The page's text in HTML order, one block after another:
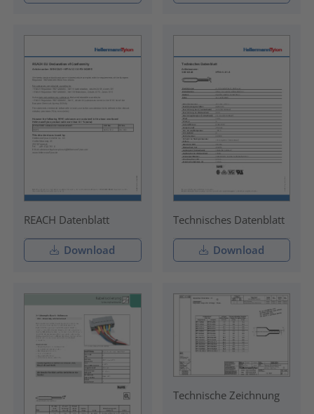
REACH Datenblatt
Download
Technisches Datenblatt
Download
Technische Zeichnung